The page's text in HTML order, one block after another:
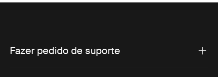
Fazer pedido de suporte